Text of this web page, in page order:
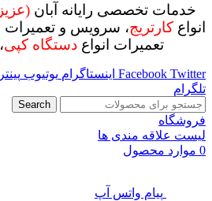
خدمات تخصصی رایانه آبان
انواع کارتریج، سرویس و تعمیرات
تعمیرات انواعدستگاه کپی،
Facebook Twitter اینستاگرام یوتیوب
تلگرام
Search
فروشگاه
لیست علاقه مندی ها
0 موارد محصول
پیام واتس آپ